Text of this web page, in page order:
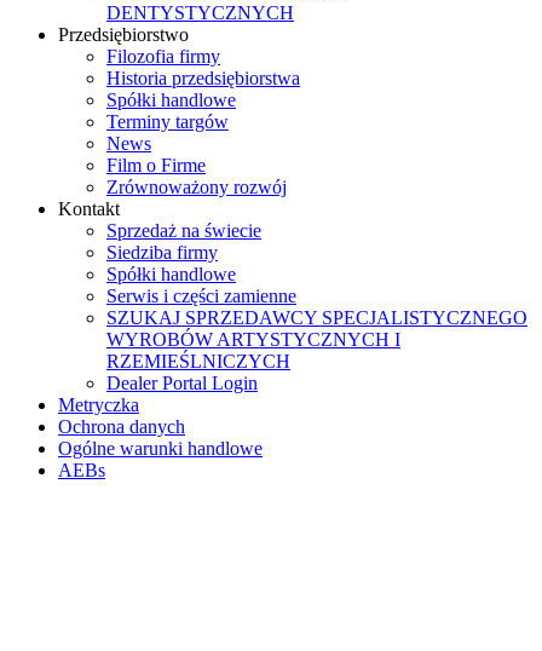
DENTYSTYCZNYCH
Przedsiębiorstwo
Filozofia firmy
Historia przedsiębiorstwa
Spółki handlowe
Terminy targów
News
Film o Firme
Zrównoważony rozwój
Kontakt
Sprzedaż na świecie
Siedziba firmy
Spółki handlowe
Serwis i części zamienne
SZUKAJ SPRZEDAWCY SPECJALISTYCZNEGO
WYROBÓW ARTYSTYCZNYCH I
RZEMIEŚLNICZYCH
Dealer Portal Login
Metryczka
Ochrona danych
Ogólne warunki handlowe
AEBs